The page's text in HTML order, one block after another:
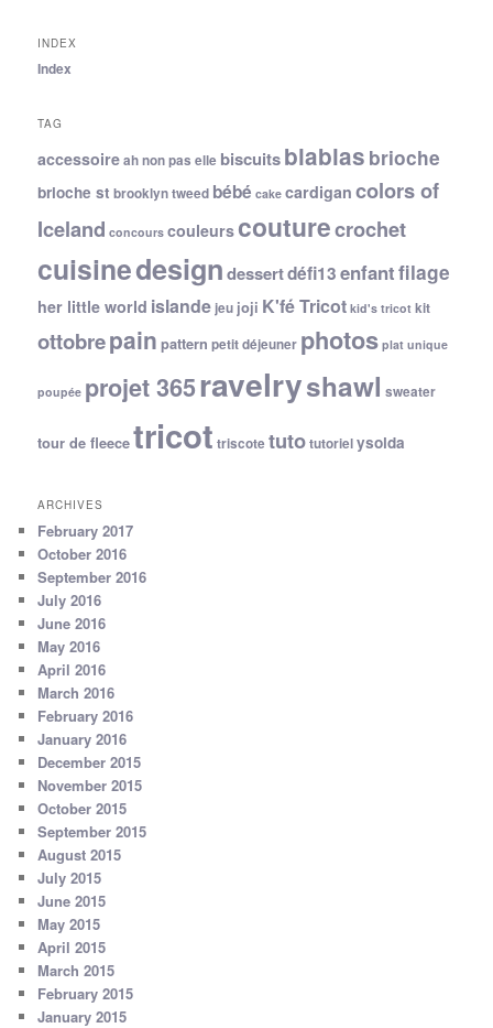
INDEX
Index
TAG
accessoireah non pas elle biscuitsblablas brioche
brioche st brooklyn tweed bébé cake cardigan colors of
Iceland concours couleurscouturecrochet
cuisinedesigndessertdéfi13enfantfilage
her little world islande jeu joji K'fé Tricot kid's tricot kit
ottobrepain pattern petit déjeuner photos plat unique
poupée projet 365ravelryshawl sweater
tour de fleecetricot triscote tutotutorielysolda
ARCHIVES
February 2017
October 2016
September 2016
July 2016
June 2016
May 2016
April 2016
March 2016
February 2016
January 2016
December 2015
November 2015
October 2015
September 2015
August 2015
July 2015
June 2015
May 2015
April 2015
March 2015
February 2015
January 2015